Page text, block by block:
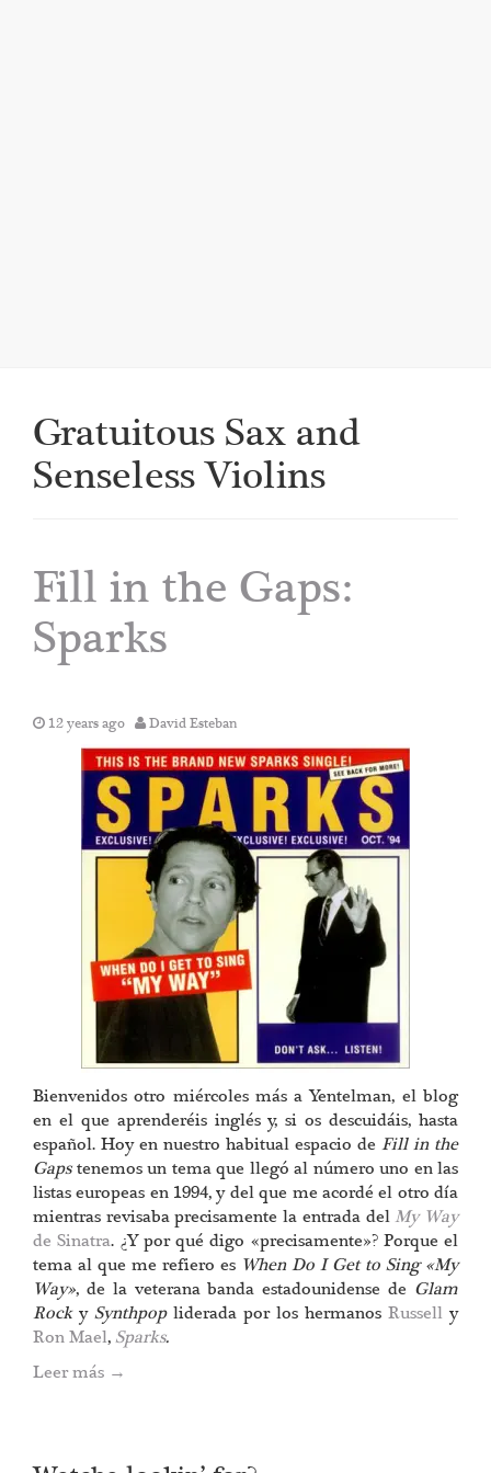
Gratuitous Sax and
Senseless Violins
Fill in the Gaps:
Sparks
12 years ago David Esteban
Bienvenidos otro miércoles más a Yentelman, el blog
en el que aprenderéis inglés y, si os descuidáis, hasta
español. Hoy en nuestro habitual espacio de Fill in the
Gapstenemos un tema que llegó al número uno en las
listas europeas en 1994, y del que me acordé el otro día
mientras revisaba precisamente la entrada delMy Way
de Sinatra. ¿Y por qué digo «precisamente»? Porque el
tema al que me refiero es When Do I Get to Sing «My
Way», de la veterana banda estadounidense de Glam
RockySynthpopliderada por los hermanos Russell y
Ron Mael,Sparks.
Leer más →